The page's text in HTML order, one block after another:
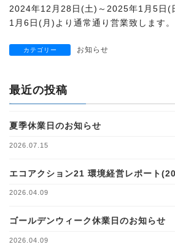
2024年12月28日(土)～2025年1月5日(
1月6日(月)より通常通り営業致します。
カテゴリー お知らせ
最近の投稿
夏季休業日のお知らせ
2026.07.15
エコアクション21 環境経営レポート
2026.04.09
ゴールデンウィーク休業日のお知らせ
2026.04.09